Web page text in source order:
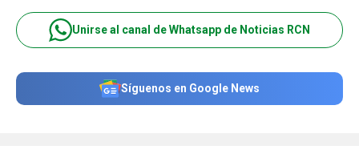
Unirse al canal de Whatsapp de Noticias RCN
Síguenos en Google News